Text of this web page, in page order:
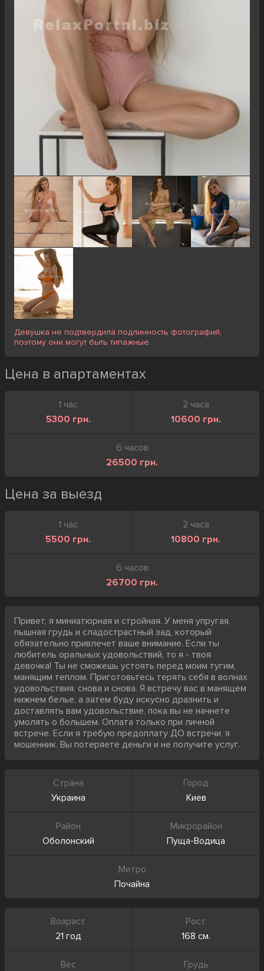
Девушка не подтвердила подлинность фотографий,
поэтому они могут быть типажные.
Цена в апартаментах
1 час
5300 грн.
2 часа
10600 грн.
6 часов
26500 грн.
Цена за выезд
1 час
5500 грн.
2 часа
10800 грн.
6 часов
26700 грн.
Привет, я миниатюрная и стройная. У меня упругая,
пышная грудь и сладострастный зад, который
обязательно привлечет ваше внимание. Если ты
любитель оральных удовольствий, то я - твоя
девочка! Ты не сможешь устоять перед моим тугим,
манящим теплом. Приготовьтесь терять себя в волнах
удовольствия, снова и снова. Я встречу вас в манящем
нижнем белье, а затем буду искусно дразнить и
доставлять вам удовольствие, пока вы не начнете
умолять о большем. Оплата только при личной
встрече. Если я требую предоплату ДО встречи, я
мошенник. Вы потеряете деньги и не получите услуг.
Страна
Украина
Город
Киев
Район
Оболонский
Микрорайон
Пуща-Водица
Метро
Почайна
Возраст
21 год
Рост
168 см.
Вес Грудь